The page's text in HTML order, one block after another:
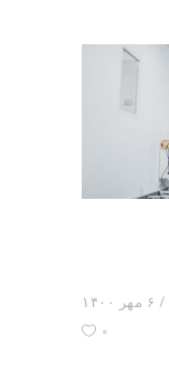
۶ مهر ۱۴۰۰
۰